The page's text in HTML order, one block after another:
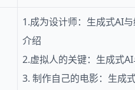
1.成为设计师：生成式AI
介绍
2.虚拟人的关键：生成式
3. 制作自己的电影：生成